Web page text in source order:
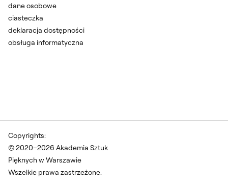
Copyrights:
© 2020–2026 Akademia Sztuk
Pięknych w Warszawie
Wszelkie prawa zastrzeżone.
dane osobowe
ciasteczka
deklaracja dostępności
obsługa informatyczna